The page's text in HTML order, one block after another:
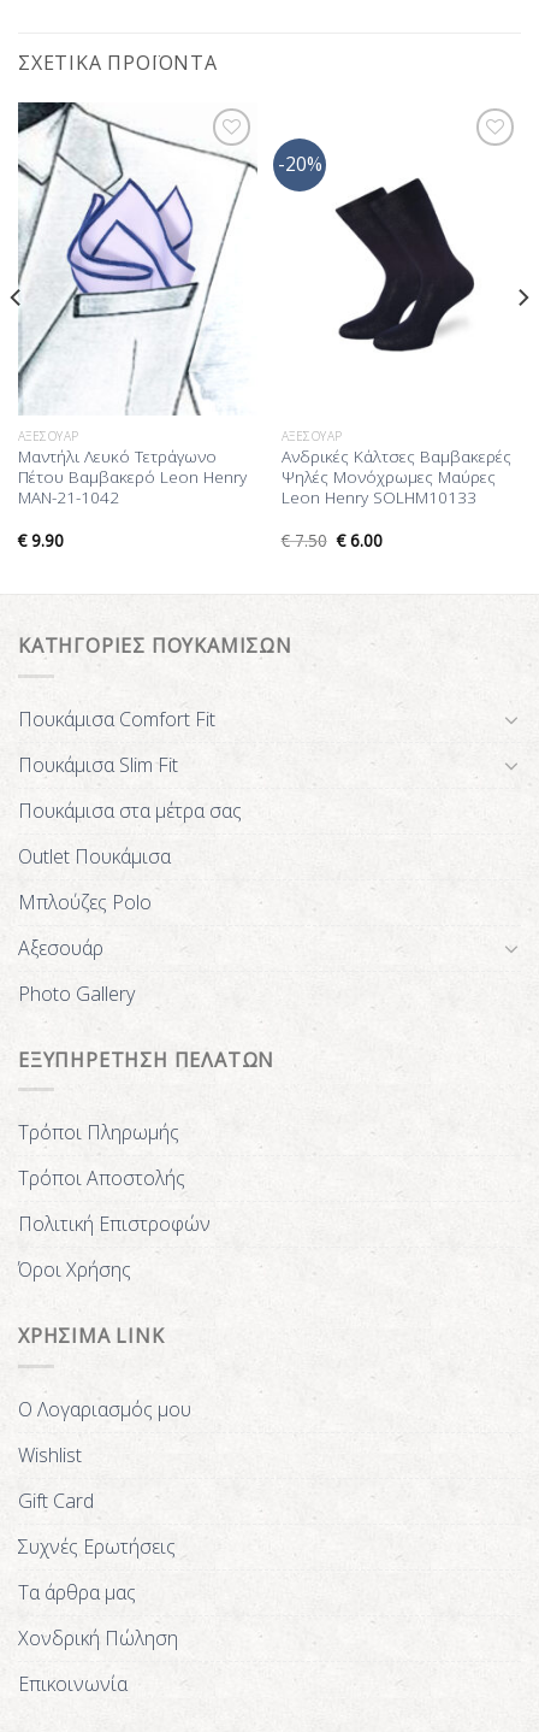
ΣΧΕΤΙΚΆ ΠΡΟΪΌΝΤΑ
Προσθήκη
στη Λίστα
Επιθυμίας
ΑΞΕΣΟΥΆΡ
Μαντήλι Λευκό Τετράγωνο
Πέτου Βαμβακερό Leon Henry
MAN-21-1042
€9.90
-20%
ΑΞΕΣΟΥΆΡ
Ανδρικές Κάλτσες Βαμβακερές
Ψηλές Μονόχρωμες Μαύρες
Leon Henry SOLHM10133
€7.50 €6.00
ΚΑΤΗΓΟΡΙΕΣ ΠΟΥΚΑΜΙΣΩΝ
Πουκάμισα Comfort Fit
Πουκάμισα Slim Fit
Πουκάμισα στα μέτρα σας
Outlet Πουκάμισα
Μπλούζες Polo
Αξεσουάρ
Photo Gallery
ΕΞΥΠΗΡΕΤΗΣΗ ΠΕΛΑΤΩΝ
Τρόποι Πληρωμής
Τρόποι Αποστολής
Πολιτική Επιστροφών
Όροι Χρήσης
ΧΡΗΣΙΜΑ LINK
Ο Λογαριασμός μου
Wishlist
Gift Card
Συχνές Ερωτήσεις
Τα άρθρα μας
Χονδρική Πώληση
Επικοινωνία